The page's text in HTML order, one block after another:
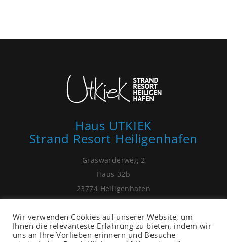
Haus UTKIEK
Strand Resort Heiligenhafen
Graswarderweg 2
Haus 32b
23774 Heiligenhafen
post[at]ostsee-ferienhaus-heiligenhafen.de
Wir verwenden Cookies auf unserer Website, um
Ihnen die relevanteste Erfahrung zu bieten, indem wir
uns an Ihre Vorlieben erinnern und Besuche